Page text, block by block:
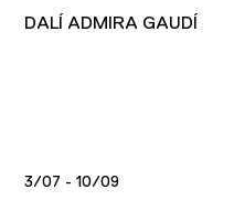
DALÍ ADMIRA GAUDÍ
3/07 - 10/09